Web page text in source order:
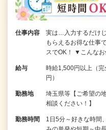
仕事内容
実は…入力するだけ
もらえるお得な仕事
スでOK！ ▼こんな
給与
時給1,500円以上（
円）
勤務地
埼玉県等【ご希望の
相談ください！】
勤務時間
1日5分～好きな時間